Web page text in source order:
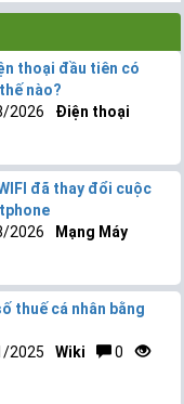
thoại đầu tiên có
nào?
2026
Điện thoại
đã thay đổi cuộc
2026
Mạng Máy
thuế cá nhân bằng
2025 Wiki 0